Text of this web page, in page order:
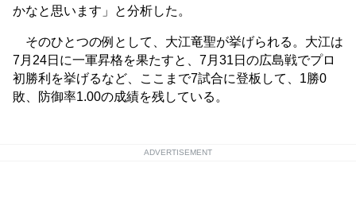
かなと思います」と分析した。
そのひとつの例として、大江竜聖が挙げられる。大江は
7月24日に一軍昇格を果たすと、7月31日の広島戦でプロ
初勝利を挙げるなど、ここまで7試合に登板して、1勝0
敗、防御率1.00の成績を残している。
ADVERTISEMENT